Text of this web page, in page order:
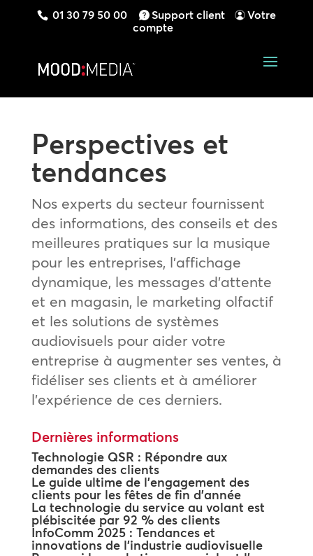
01 30 79 50 00 Support client
Votre
compte
Perspectives et
tendances
Nos experts du secteur fournissent
des informations, des conseils et des
meilleures pratiques sur la musique
pour les entreprises, l’affichage
dynamique, les messages d’attente
et en magasin, le marketing olfactif
et les solutions de systèmes
audiovisuels pour aider votre
entreprise à augmenter ses ventes, à
fidéliser ses clients et à améliorer
l’expérience de ces derniers.
Dernières informations
Technologie QSR : Répondre aux
demandes des clients
Le guide ultime de l’engagement des
clients pour les fêtes de fin d’année
La technologie du service au volant est
plébiscitée par 92 % des clients
InfoComm 2025 : Tendances et
innovations de l’industrie audiovisuelle